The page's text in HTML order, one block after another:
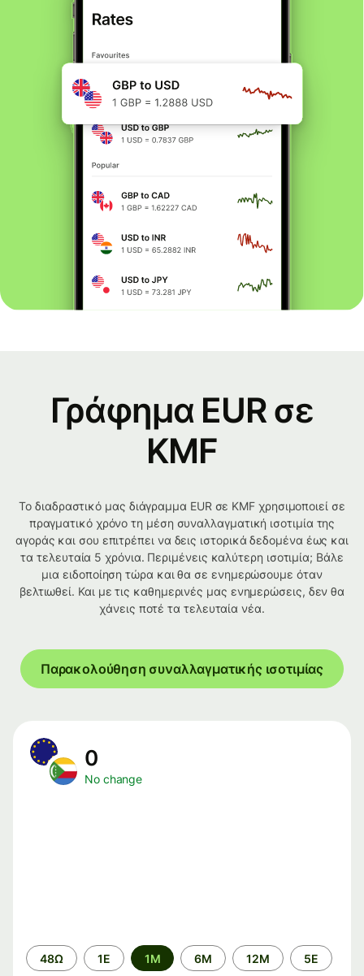
Γράφημα EUR σε
KMF
Το διαδραστικό μας διάγραμμα EUR σε KMF χρησιμοποιεί σε
πραγματικό χρόνο τη μέση συναλλαγματική ισοτιμία της
αγοράς και σου επιτρέπει να δεις ιστορικά δεδομένα έως και
τα τελευταία 5 χρόνια. Περιμένεις καλύτερη ισοτιμία; Βάλε
μια ειδοποίηση τώρα και θα σε ενημερώσουμε όταν
βελτιωθεί. Και με τις καθημερινές μας ενημερώσεις, δεν θα
χάνεις ποτέ τα τελευταία νέα.
Παρακολούθηση συναλλαγματικής ισοτιμίας
0
No change
Time
period
48Ω 1Ε 1M 6M 12M 5Ε